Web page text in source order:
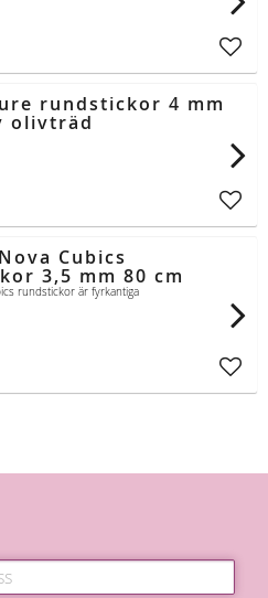
rundstickor 4 mm
olivträd
Cubics
3,5 mm 80 cm
rundstickor är fyrkantiga